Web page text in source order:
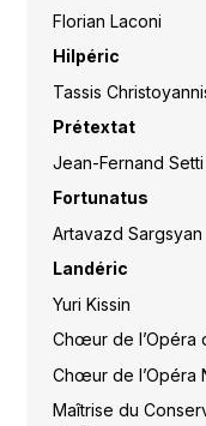
Florian Laconi
Hilpéric
Tassis
Prétextat
Jean-Fernand Setti
Fortunatus
Artavazd Sargsyan
Landéric
Yuri Kissin
Chœur de l’Opéra
Chœur de l’Opéra
Maîtrise du